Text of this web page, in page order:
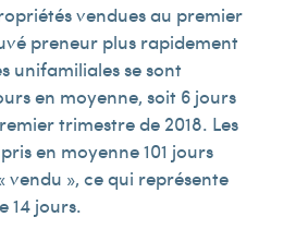
vendues au premier
preneur plus rapidement
unifamiliales se sont
en moyenne, soit 6 jours
trimestre de 2018. Les
en moyenne 101 jours
vendu », ce qui représente
14 jours.